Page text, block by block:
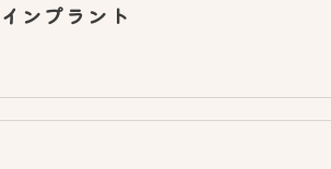
インプラント